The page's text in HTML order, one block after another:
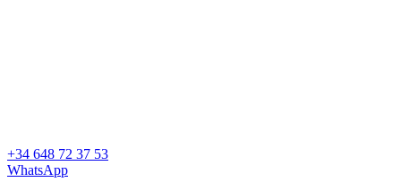
+34 648 72 37 53
WhatsApp